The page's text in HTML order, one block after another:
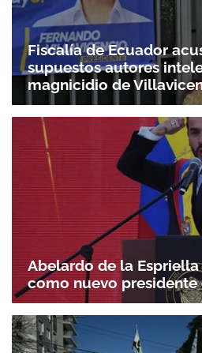
Fiscalía de Ecuador
supuestos autores
magnicidio de
Abelardo de la
como nuevo